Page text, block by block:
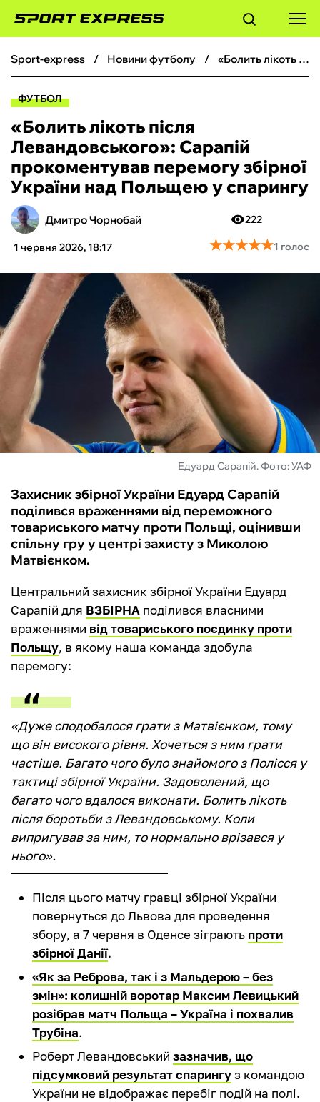
ФУТБОЛ
БОКС
ХОКЕЙ
ТЕНІС
КІБЕРСПОРТ
ЧС-2026
ФУТЗАЛ
ІНШІ
БУКМЕКЕРИ
sport-express новини футболу «Болить лікоть після Левандовського»: Сарапій прокоментував перемогу збірної України над Польщею у спарингу
ФУТБОЛ
«Болить лікоть після
Левандовського»: Сарапій
прокоментував перемогу збірної
України над Польщею у спарингу
Дмитро Чорнобай
1 червня 2026, 18:17
222
★★★★★
★★★★★1 голос
Едуард Сарапій. Фото: УАФ
Захисник збірної України Едуард Сарапій
поділився враженнями від переможного
товариського матчу проти Польщі, оцінивши
спільну гру у центрі захисту з Миколою
Матвієнком.
Центральний захисник збірної України Едуард
Сарапій для ВЗБІРНА поділився власними
враженнями від товариського поєдинку проти
Польщу, в якому наша команда здобула
перемогу:
«Дуже сподобалося грати з Матвієнком, тому
що він високого рівня. Хочеться з ним грати
частіше. Багато чого було знайомого з Полісся у
тактиці збірної України. Задоволений, що
багато чого вдалося виконати. Болить лікоть
після боротьби з Левандовському. Коли
випригував за ним, то нормально врізався у
нього».
Після цього матчу гравці збірної України
повернуться до Львова для проведення
збору, а 7 червня в Оденсе зіграють проти
збірної Данії.
«Як за Реброва, так і з Мальдерою – без
змін»: колишній воротар Максим Левицький
розібрав матч Польща – Україна і похвалив
Трубіна.
Роберт Левандовський зазначив, що
підсумковий результат спарингуз командою
України не відображає перебіг подій на полі.